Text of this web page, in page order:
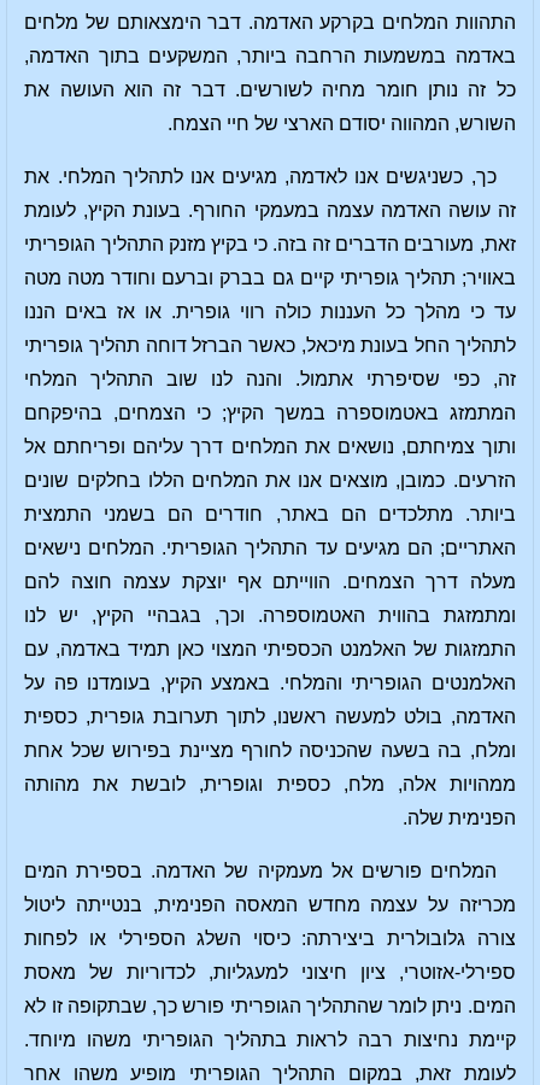
התהוות המלחים בקרקע האדמה. דבר הימצאותם של מלחים
באדמה במשמעות הרחבה ביותר, המשקעים בתוך האדמה,
כל זה נותן חומר מחיה לשורשים. דבר זה הוא העושה את
השורש, המהווה יסודם הארצי של חיי הצמח.
כך, כשניגשים אנו לאדמה, מגיעים אנו לתהליך המלחי. את
זה עושה האדמה עצמה במעמקי החורף. בעונת הקיץ, לעומת
זאת, מעורבים הדברים זה בזה. כי בקיץ מזנק התהליך הגופריתי
באוויר; תהליך גופריתי קיים גם בברק וברעם וחודר מטה מטה
עד כי מהלך כל העננות כולה רווי גופרית. או אז באים הננו
לתהליך החל בעונת מיכאל, כאשר הברזל דוחה תהליך גופריתי
זה, כפי שסיפרתי אתמול. והנה לנו שוב התהליך המלחי
המתמזג באטמוספרה במשך הקיץ; כי הצמחים, בהיפקחם
ותוך צמיחתם, נושאים את המלחים דרך עליהם ופריחתם אל
הזרעים. כמובן, מוצאים אנו את המלחים הללו בחלקים שונים
ביותר. מתלכדים הם באתר, חודרים הם בשמני התמצית
האתריים; הם מגיעים עד התהליך הגופריתי. המלחים נישאים
מעלה דרך הצמחים. הווייתם אף יוצקת עצמה חוצה להם
ומתמזגת בהווית האטמוספרה. וכך, בגבהיי הקיץ, יש לנו
התמזגות של האלמנט הכספיתי המצוי כאן תמיד באדמה, עם
האלמנטים הגופריתי והמלחי. באמצע הקיץ, בעומדנו פה על
האדמה, בולט למעשה ראשנו, לתוך תערובת גופרית, כספית
ומלח, בה בשעה שהכניסה לחורף מציינת בפירוש שכל אחת
ממהויות אלה, מלח, כספית וגופרית, לובשת את מהותה
הפנימית שלה.
המלחים פורשים אל מעמקיה של האדמה. בספירת המים
מכריזה על עצמה מחדש המאסה הפנימית, בנטייתה ליטול
צורה גלובולרית ביצירתה: כיסוי השלג הספירלי או לפחות
ספירלי-אזוטרי, ציון חיצוני למעגליות, לכדוריות של מאסת
המים. ניתן לומר שהתהליך הגופריתי פורש כך, שבתקופה זו לא
קיימת נחיצות רבה לראות בתהליך הגופריתי משהו מיוחד.
לעומת זאת, במקום התהליך הגופריתי מופיע משהו אחר